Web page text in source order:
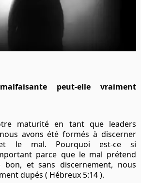
peut-elle vraiment
maturité en tant que leaders
avons été formés à discerner
le mal. Pourquoi est-ce si
parce que le mal prétend
bon, et sans discernement, nous
dupés ( Hébreux 5:14 ).